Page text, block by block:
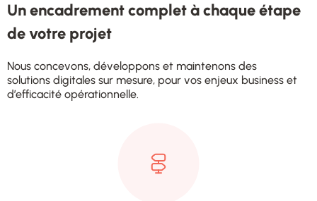
Un encadrement complet à chaque étape
de votre projet
Nous concevons, développons et maintenons des
solutions digitales sur mesure, pour vos enjeux business et
d’efficacité opérationnelle.